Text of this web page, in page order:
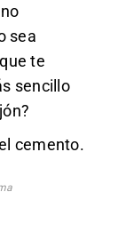
sea
te
sencillo
cemento.